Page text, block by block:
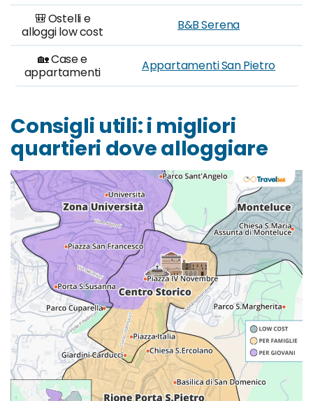
🎒 Ostelli e
alloggi low cost
B&B Serena
🏡 Case e
appartamenti
Appartamenti San Pietro
Consigli utili: i migliori
quartieri dove alloggiare